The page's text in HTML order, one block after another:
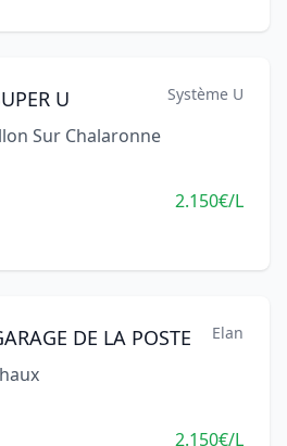
U Système U
Sur Chalaronne
2.150€/L
DE LA POSTE Elan
2.150€/L